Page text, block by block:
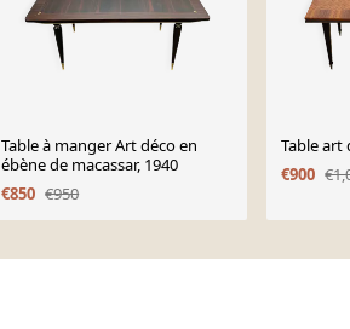
Table à manger Art déco en
ébène de macassar, 1940
€850 €950
Table art
€900